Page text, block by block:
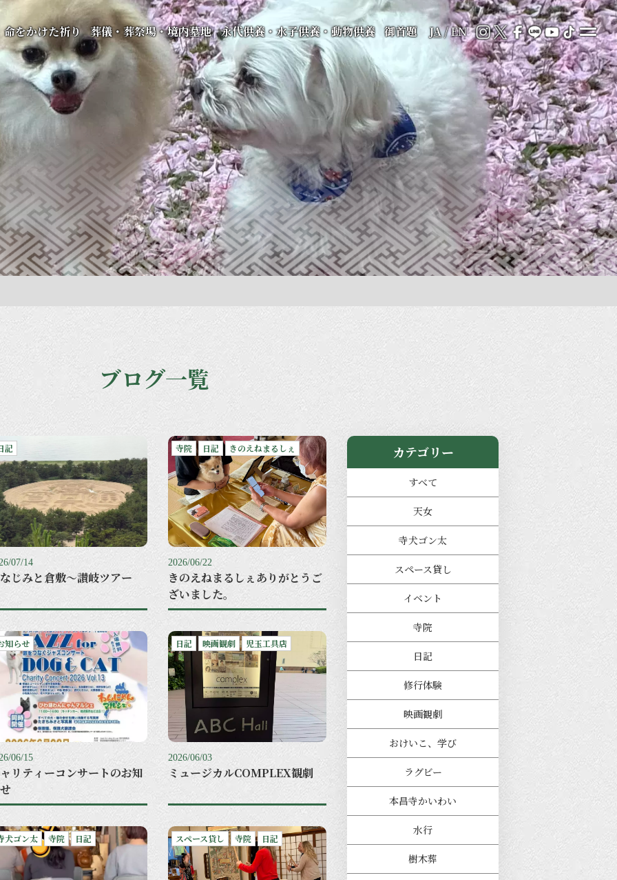
命をかけた祈り 葬儀・葬祭場・境内墓地 永代供養・水子供養・動物供養 御首題 JA/EN
ブログ一覧
記
07/14
じみと倉敷〜讃岐ツアー
寺院 日記 きのえねまるしぇ
2026/06/22
きのえねまるしぇありがとうご
ざいました。
知らせ
06/15
リティーコンサートのお知
日記 映画観劇 児玉工具店
2026/06/03
ミュージカルCOMPLEX観劇
犬ゴン太 寺院 日記 スペース貸し 寺院 日記
カテゴリー
すべて
天女
寺犬ゴン太
スペース貸し
イベント
寺院
日記
修行体験
映画観劇
おけいこ、学び
ラグビー
本昌寺かいわい
水行
樹木葬